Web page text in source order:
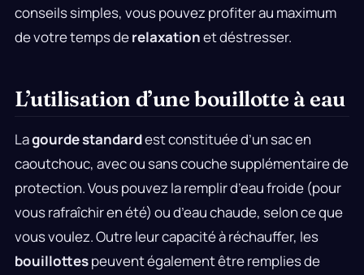
conseils simples, vous pouvez profiter au maximum
de votre temps derelaxationet déstresser.
L’utilisation d’une bouillotte à eau
Lagourde standardest constituée d’un sac en
caoutchouc, avec ou sans couche supplémentaire de
protection. Vous pouvez la remplir d’eau froide (pour
vous rafraîchir en été) ou d’eau chaude, selon ce que
vous voulez. Outre leur capacité à réchauffer, les
bouillottespeuvent également être remplies de